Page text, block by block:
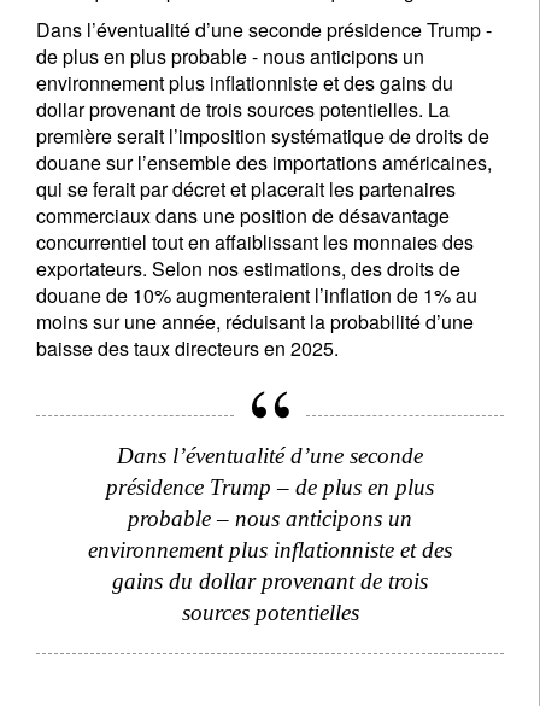
Dans l’éventualité d’une seconde présidence Trump -
de plus en plus probable - nous anticipons un
environnement plus inflationniste et des gains du
dollar provenant de trois sources potentielles. La
première serait l’imposition systématique de droits de
douane sur l’ensemble des importations américaines,
qui se ferait par décret et placerait les partenaires
commerciaux dans une position de désavantage
concurrentiel tout en affaiblissant les monnaies des
exportateurs. Selon nos estimations, des droits de
douane de 10% augmenteraient l’inflation de 1% au
moins sur une année, réduisant la probabilité d’une
baisse des taux directeurs en 2025.
Dans l’éventualité d’une seconde
présidence Trump – de plus en plus
probable – nous anticipons un
environnement plus inflationniste et des
gains du dollar provenant de trois
sources potentielles
Pays de résidence
Je ne suis pas résident ou citoyen des Etats-Unis
Vos informations seront utilisées conformément à
notrepolitique de confidentialité .
s'inscrire